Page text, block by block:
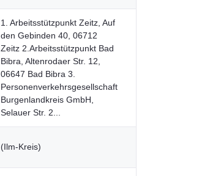
1. Arbeitsstützpunkt Zeitz, Auf
den Gebinden 40, 06712
Zeitz 2.Arbeitsstützpunkt Bad
Bibra, Altenrodaer Str. 12,
06647 Bad Bibra 3.
Personenverkehrsgesellschaft
Burgenlandkreis GmbH,
Selauer Str. 2...
(Ilm-Kreis)